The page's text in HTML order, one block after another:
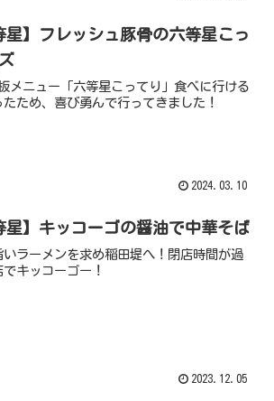
星】フレッシュ豚骨の六等星こっ
メニュー「六等星こってり」食べに行ける
ため、喜び勇んで行ってきました！
2024.03.10
星】キッコーゴの醤油で中華そば
ラーメンを求め稲田堤へ！閉店時間が過
キッコーゴー！
2023.12.05